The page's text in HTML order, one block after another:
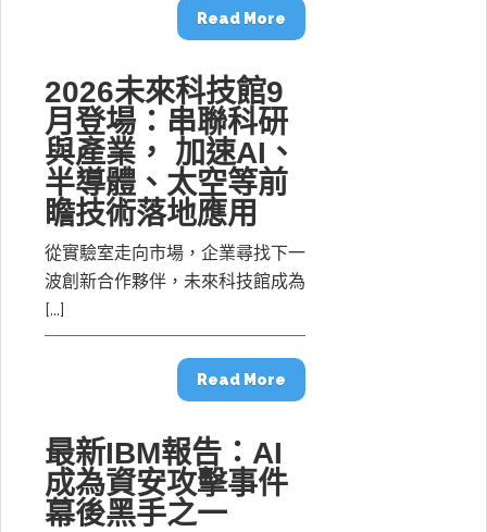
Read More
2026未來科技館9
月登場：串聯科研
與產業， 加速AI、
半導體、太空等前
瞻技術落地應用
從實驗室走向市場，企業尋找下一
波創新合作夥伴，未來科技館成為
[...]
Read More
最新IBM報告：AI
成為資安攻擊事件
幕後黑手之一